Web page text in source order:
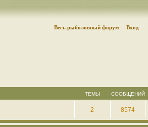
Весь рыболовный форум Вход
ТЕМЫ СООБЩЕНИЙ
2 8574